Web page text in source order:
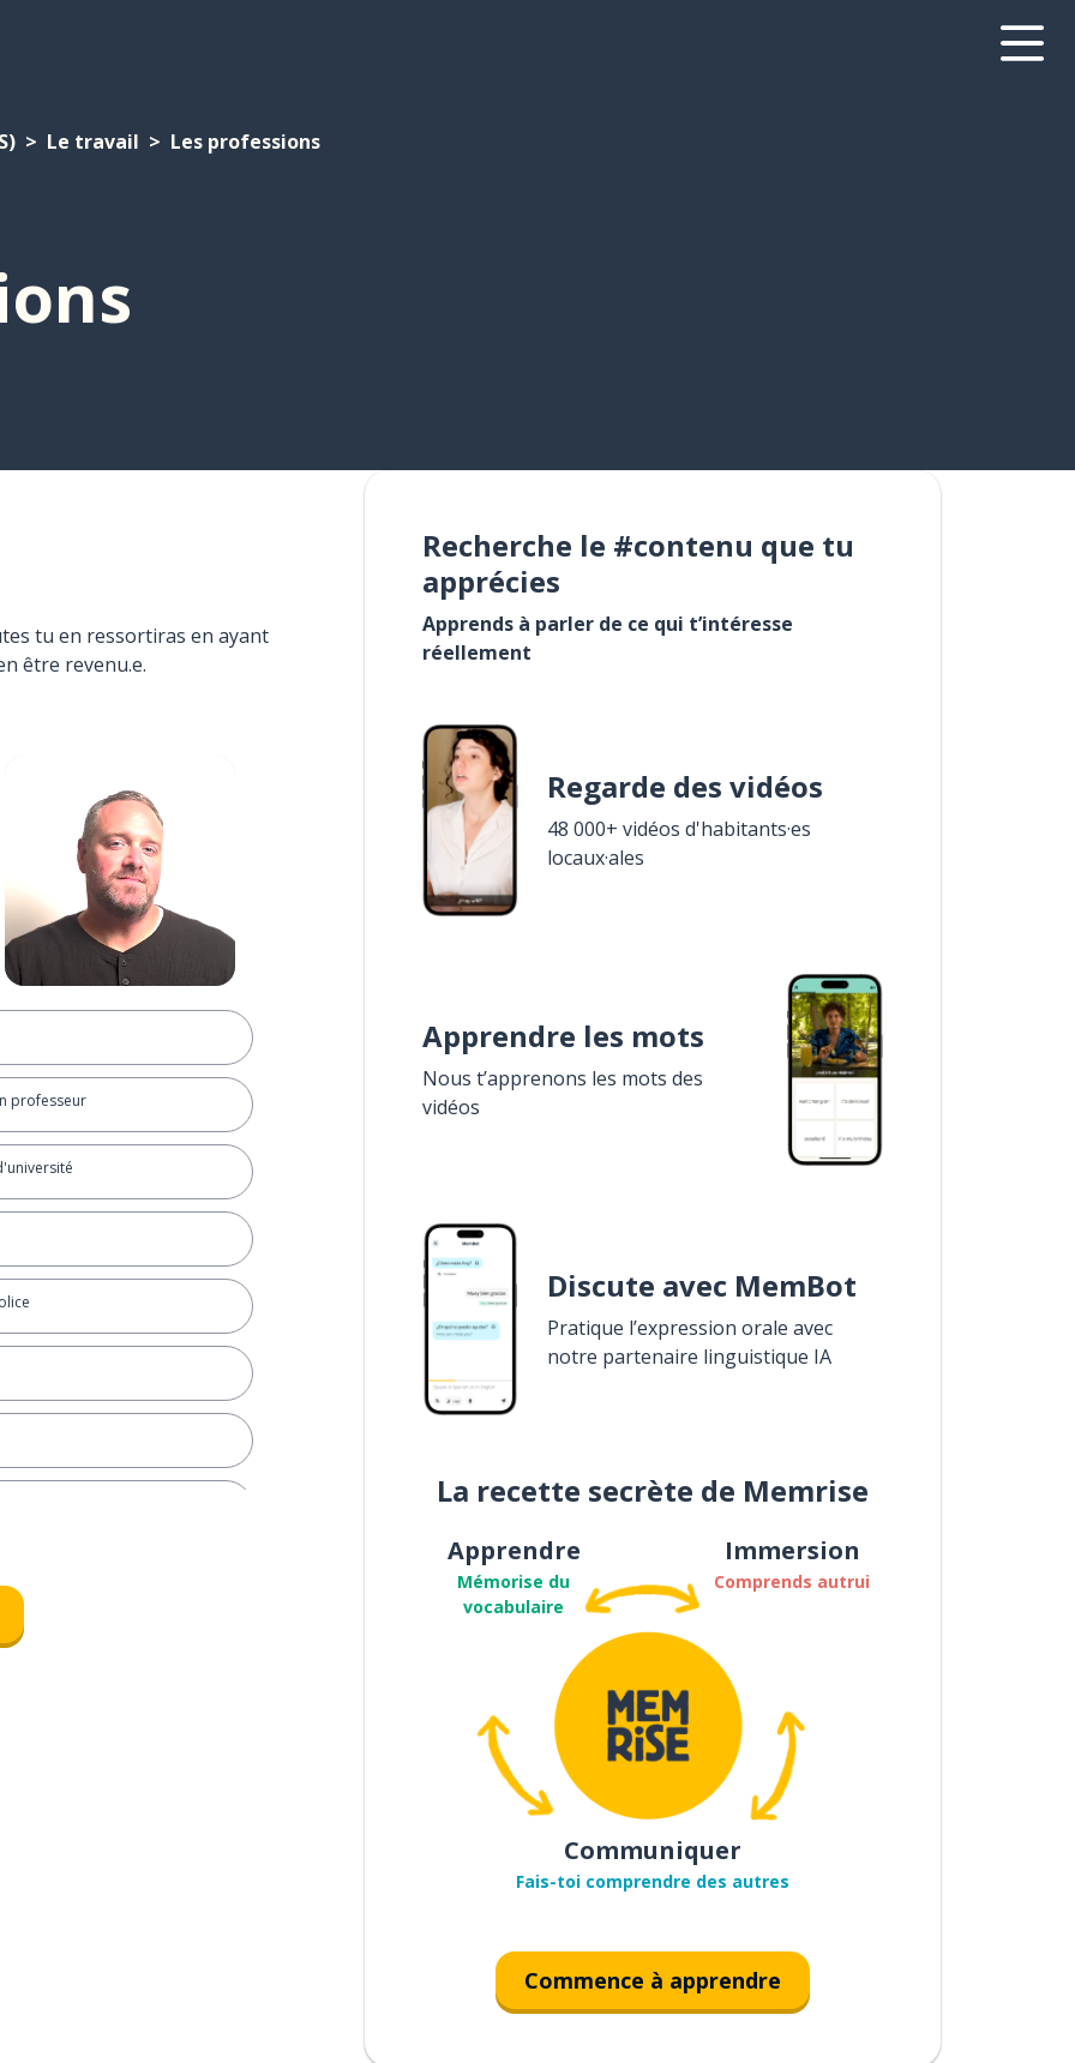
Le travail Les professions
tu en ressortiras en ayant
être revenu.e.
professeur
Recherche le #contenu que tu
apprécies
Apprends à parler de ce qui t’intéresse
réellement
Regarde des vidéos
48 000+ vidéos d'habitants·es
locaux·ales
Apprendre les mots
Nous t’apprenons les mots des
vidéos
Discute avec MemBot
Pratique l’expression orale avec
notre partenaire linguistique IA
La recette secrète de Memrise
Apprendre
Mémorise du
vocabulaire
Immersion
Comprends autrui
Communiquer
Fais-toi comprendre des autres
Commence à apprendre